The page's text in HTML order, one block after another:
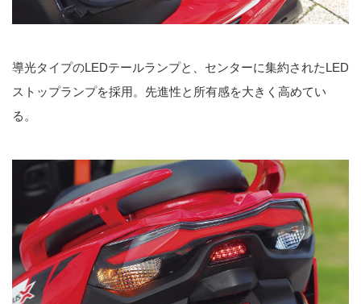
導光タイプのLEDテールランプと、センターに集約されたLED
ストップランプを採用。先進性と所有感を大きく高めてい
る。